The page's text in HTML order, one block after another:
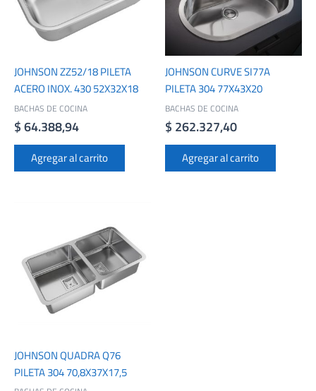
JOHNSON ZZ52/18 PILETA
ACERO INOX. 430 52X32X18
BACHAS DE COCINA
$64.388,94
Agregar al carrito
JOHNSON CURVE SI77A
PILETA 304 77X43X20
BACHAS DE COCINA
$ 262.327,40
Agregar al carrito
JOHNSON QUADRA Q76
PILETA 304 70,8X37X17,5